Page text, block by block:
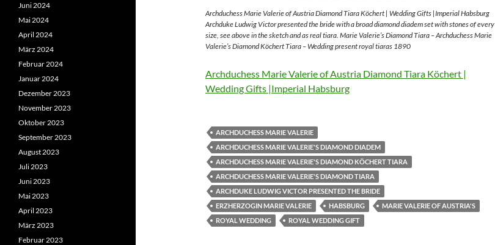
Archduchess Marie Valerie of Austria Diamond Tiara Köchert | Wedding Gifts |Imperial Habsburg
Archduke Ludwig Victor presented the bride with a broad diamond diadem set with stones of every
size, see above in the sketch and as real tiara. Marie Valerie’s Diamond Tiara – Archduchess Marie
Valerie’s Diamond Köchert Tiara – Wedding present royal tiaras 1890
Archduchess Marie Valerie of Austria Diamond Tiara Köchert |
Wedding Gifts |Imperial Habsburg
ARCHDUCHESS MARIE VALERIE
ARCHDUCHESS MARIE VALERIE'S DIAMOND DIADEM
ARCHDUCHESS MARIE VALERIE'S DIAMOND KÖCHERT TIARA
ARCHDUCHESS MARIE VALERIE'S DIAMOND TIARA
ARCHDUKE LUDWIG VICTOR PRESENTED THE BRIDE
ERZHERZOGIN MARIE VALERIE
HABSBURG
MARIE VALERIE OF AUSTRIA'S
ROYAL WEDDING
ROYAL WEDDING GIFT
Juni 2024
Mai 2024
April 2024
März 2024
Februar 2024
Januar 2024
Dezember 2023
November 2023
Oktober 2023
September 2023
August 2023
Juli 2023
Juni 2023
Mai 2023
April 2023
März 2023
Februar 2023